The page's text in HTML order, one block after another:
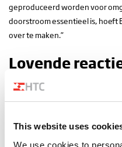
This website uses
We use cookies to
geproduceerd worden voor
doorstroom essentieel is, hoeft
over te maken.”
Lovende
Zorgen maakt Ben zich
the-art wasstraat met
producten, als over het design
“Natuurlijk moeten we nog een